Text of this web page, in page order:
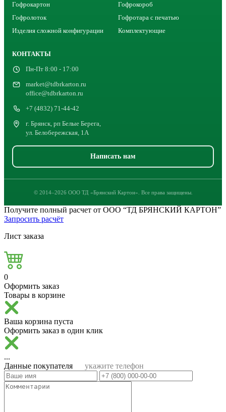
Гофрокартон
Гофрокороб
Гофролоток
Гофротара с печатью
Изделия сложной конфигурации
Комплектующие
КОНТАКТЫ
Пн-Пт 8:00 - 17:00
market@tdbrkarton.ru
office@tdbrkarton.ru
+7 (4832) 71-44-42
г. Брянск, рп Белые Берега,
ул. Белобережская, 1А
Написать нам
© 2014–2026 ООО ТД «Брянский Картон». Все права защищены.
Получите полный расчет от ООО “ТД БРЯНСКИЙ КАРТОН”
Запросить расчёт
Лист заказа
0
Оформить заказ
Товары в корзине
Ваша корзина пуста
Оформить заказ в один клик
...
Данные покупателя
укажите телефон